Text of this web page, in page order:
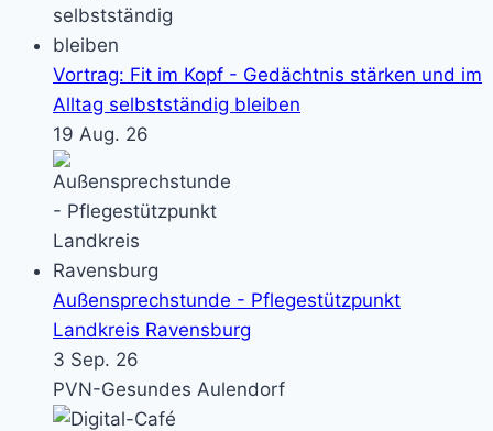
Vortrag: Fit im Kopf - Gedächtnis stärken und im
Alltag selbstständig bleiben
19 Aug. 26
Außensprechstunde - Pflegestützpunkt
Landkreis Ravensburg
3 Sep. 26
PVN-Gesundes Aulendorf